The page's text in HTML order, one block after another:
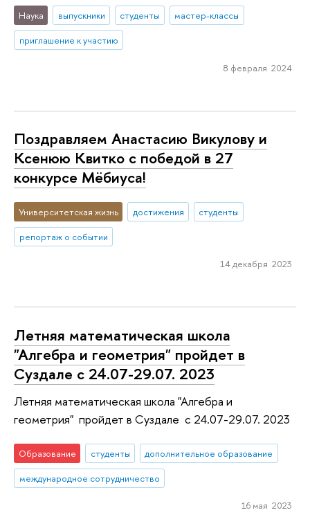
Наука выпускники студенты
мастер-классы
приглашение к участию
8 февраля 2024
Поздравляем Анастасию Викулову и
Ксенюю Квитко с победой в 27
конкурсе Мёбиуса!
Университетская жизнь достижения
студенты
репортаж о событии
14 декабря 2023
Летняя математическая школа
"Алгебра и геометрия" пройдет в
Суздале с 24.07-29.07. 2023
Летняя математическая школа "Алгебра и
геометрия" пройдет в Суздале с 24.07-29.07. 2023
Образование студенты
дополнительное образование
международное сотрудничество
16 мая 2023